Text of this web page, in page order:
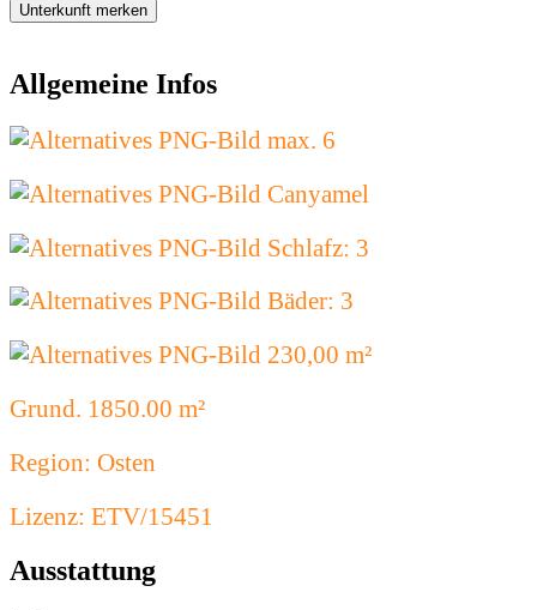
Unterkunft merken
Allgemeine Infos
max. 6
Canyamel
Schlafz: 3
Bäder: 3
230,00 m²
Grund. 1850.00 m²
Region: Osten
Lizenz: ETV/15451
Ausstattung